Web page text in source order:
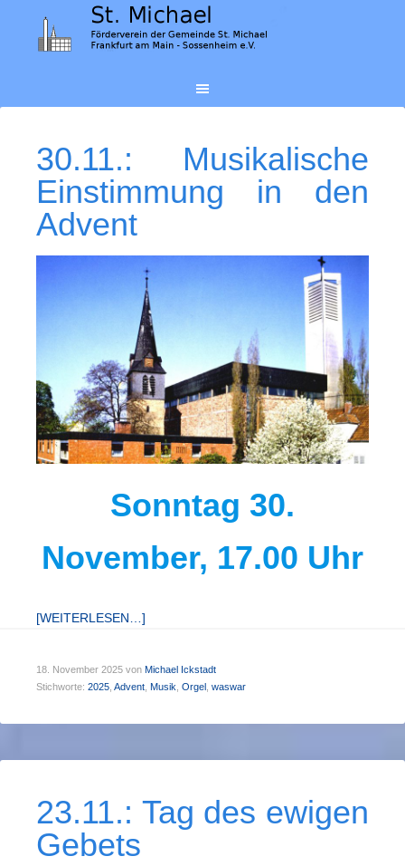
30.11.: Musikalische
Einstimmung in den
Advent
Sonntag 30.
November, 17.00 Uhr
[WEITERLESEN…]
18. November 2025 von Michael Ickstadt
Stichworte: 2025 Advent Musik Orgel waswar
23.11.: Tag des ewigen
Gebets